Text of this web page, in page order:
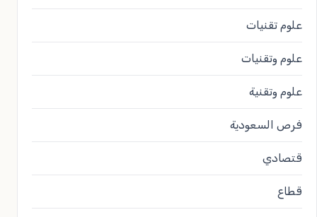
علوم تقنيات
علوم وتقنيات
علوم وتقنية
فرص السعودية
قتصادي
قطاع